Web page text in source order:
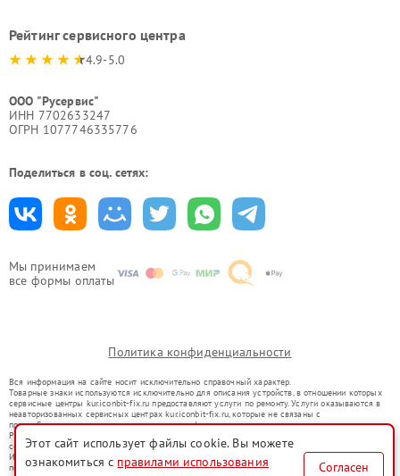
Мы принимаем
все формы оплаты
Рейтинг сервисного центра
4.9-5.0
ООО "Русервис"
ИНН 7702633247
ОГРН 1077746335776
Поделиться в соц. сетях:
Политика конфиденциальности
Вся информация на сайте носит исключительно справочный характер.
Товарные знаки используются исключительно для описания устройств, в отношении которых
сервисные центры kur.iconbit-fix.ru предоставляют услуги по ремонту. Услуги оказываются в
неавторизованных сервисных центрах kur.iconbit-fix.ru, которые не связаны с
правообладателями товарных знаков или их официальными представителями.
Ремонт осуществляется для устройств, уже введенных в гражданский оборот в соответствии
со статьей 1487 ГК РФ.
Использование товарных знаков не преследует цели индивидуализации услуг или введения
потребителей в заблуждение, а служит для информирования о предоставляемых услугах по
Этот сайт использует файлы cookie. Вы можете
ознакомиться с правилами использования
Согласен